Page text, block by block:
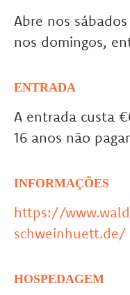
Abre nos
nos domingos,
ENTRADA
A entrada custa
16 anos não
INFORMAÇÕES
https://
schweinhuett.de/
HOSPEDAGEM